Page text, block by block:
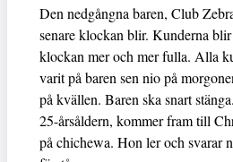
Den nedgångna baren, Club
senare klockan blir. Kunderna
klockan mer och mer fulla. Alla
varit på baren sen nio på
på kvällen. Baren ska snart
25-årsåldern, kommer fram till
på chichewa. Hon ler och svarar